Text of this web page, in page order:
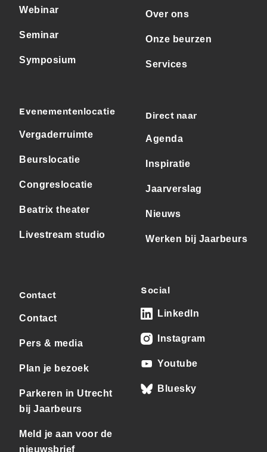
Webinar
Seminar
Symposium
Evenementenlocatie
Vergaderruimte
Beurslocatie
Congreslocatie
Beatrix theater
Livestream studio
Over ons
Onze beurzen
Services
Direct naar
Agenda
Inspiratie
Jaarverslag
Nieuws
Werken bij Jaarbeurs
Contact
Contact
Pers & media
Plan je bezoek
Parkeren in Utrecht
bij Jaarbeurs
Meld je aan voor de
nieuwsbrief
Social
LinkedIn
Instagram
Youtube
Bluesky